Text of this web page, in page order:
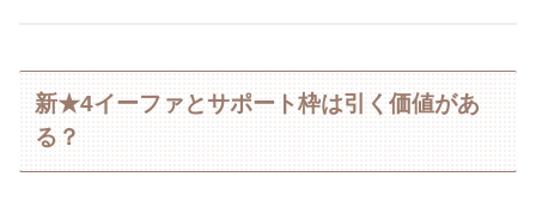
新★4イーファとサポート枠は引く価値があ
る？